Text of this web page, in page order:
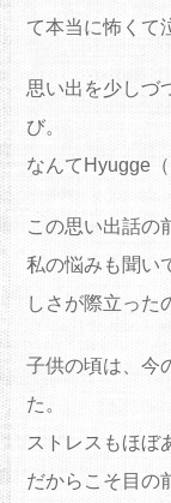
て本当に怖くて
思い出を少しづ
び。
なんてHyugge
この思い出話の
私の悩みも聞い
しさが際立った
子供の頃は、今
た。
ストレスもほぼ
だからこそ目の